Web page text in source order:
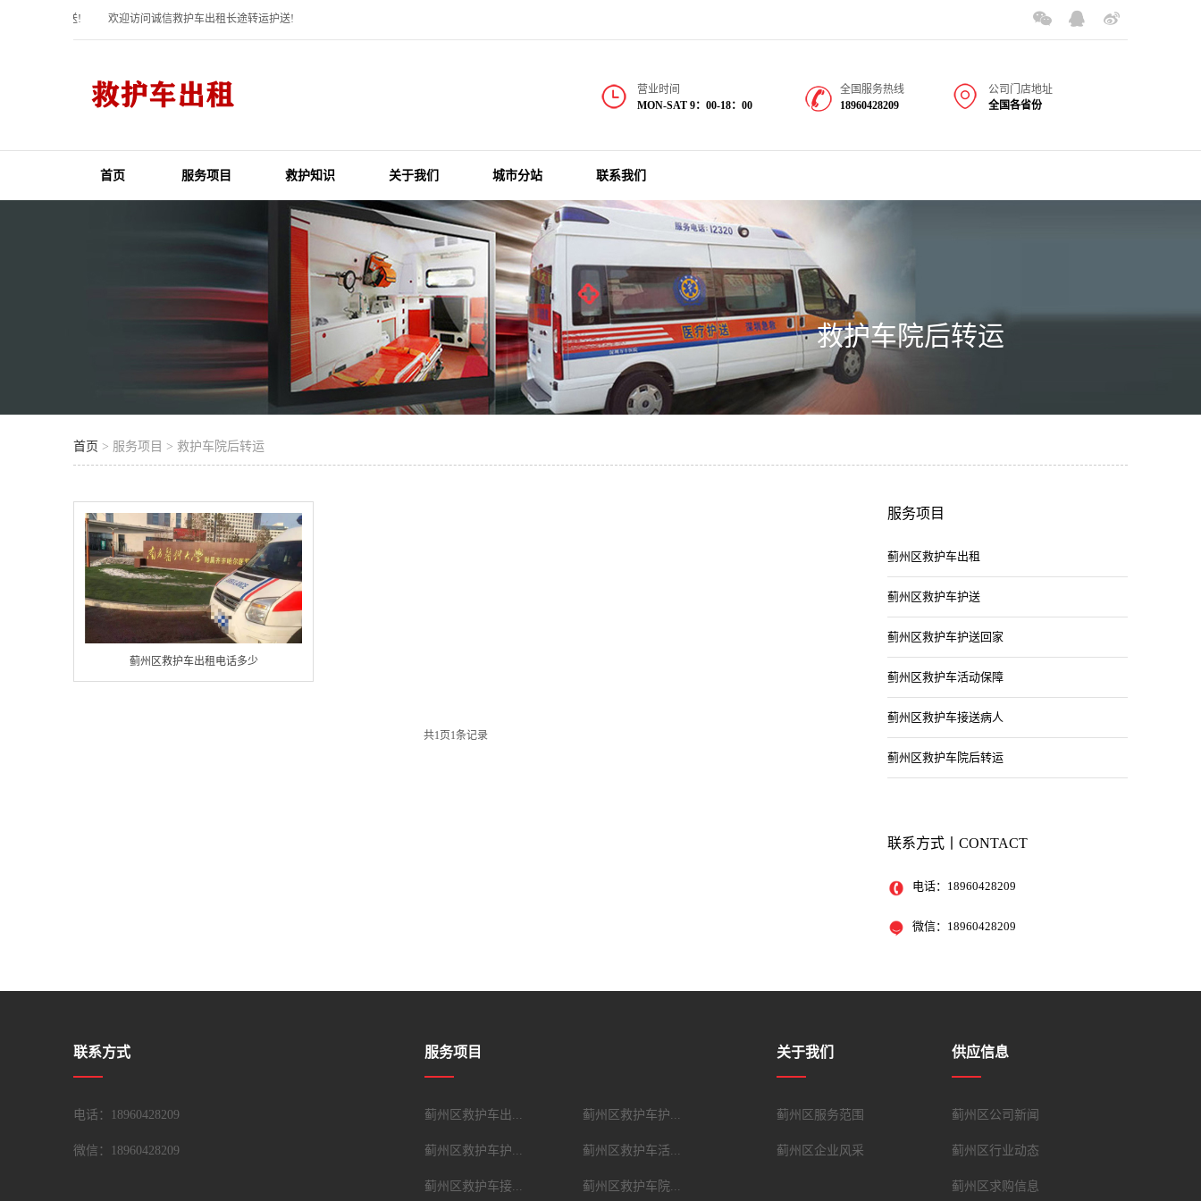
长途转运护送! 欢迎访问诚信救护车出租长途转运护送!
营业时间
MON-SAT 9：00-18：00
全国服务热线
18960428209
公司门店地址
全国各省份
首页 服务项目 救护知识 关于我们 城市分站 联系我们
救护车院后转运
首页 > 服务项目 > 救护车院后转运
蓟州区救护车出租电话多少
共1 页1条记录
服务项目
蓟州区救护车出租
蓟州区救护车护送
蓟州区救护车护送回家
蓟州区救护车活动保障
蓟州区救护车接送病人
蓟州区救护车院后转运
联系方式丨CONTACT
电话： 18960428209
微信： 18960428209
联系方式
电话：18960428209
微信： 18960428209
服务项目
蓟州区救护车出... 蓟州区救护车护...
蓟州区救护车护... 蓟州区救护车活...
蓟州区救护车接... 蓟州区救护车院...
关于我们
蓟州区服务范围
蓟州区企业风采
供应信息
蓟州区公司新闻
蓟州区行业动态
蓟州区求购信息